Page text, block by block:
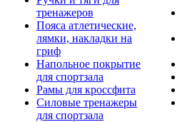
тренажеров
Пояса атлетические,
лямки, накладки на
гриф
Напольное покрытие
для спортзала
Рамы для кроссфита
Силовые тренажеры
для спортзала